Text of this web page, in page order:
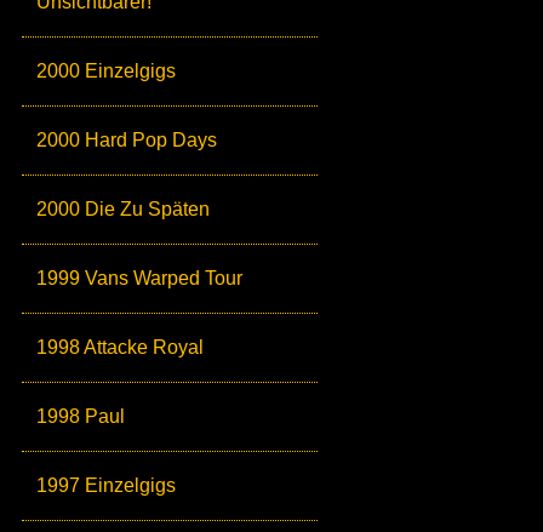
2000 Einzelgigs
2000 Hard Pop Days
2000 Die Zu Späten
1999 Vans Warped Tour
1998 Attacke Royal
1998 Paul
1997 Einzelgigs